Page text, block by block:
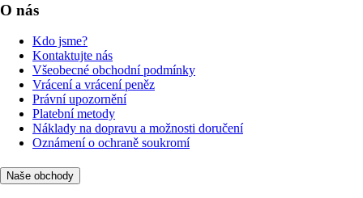
O nás
Kdo jsme?
Kontaktujte nás
Všeobecné obchodní podmínky
Vrácení a vrácení peněz
Právní upozornění
Platební metody
Náklady na dopravu a možnosti doručení
Oznámení o ochraně soukromí
Naše obchody